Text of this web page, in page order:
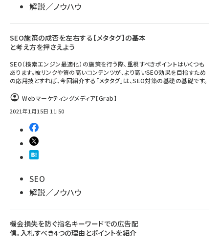
解説／ノウハウ
SEO施策の成否を左右する【メタタグ】の基本
と考え方を押さえよう
SEO（検索エンジン最適化）の施策を行う際、重視すべきポイントはいくつも
あります。被リンクや質の高いコンテンツが、より高いSEO効果を目指すため
の応用技とすれば、今回紹介する「メタタグ」は、SEO対策の基礎の基礎です。
Webマーケティングメディア【Grab】
2021年1月15日 11:50
SEO
解説／ノウハウ
機会損失を防ぐ指名キーワードでの広告配
信。入札すべき4つの理由とポイントを紹介